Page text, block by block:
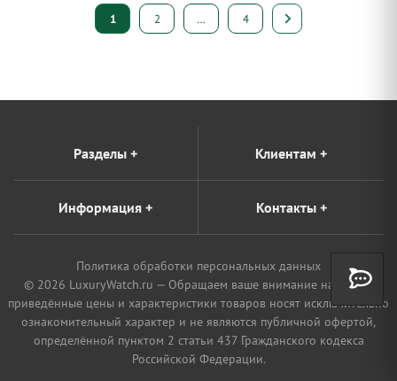
Пагинация
1 2 … 4
Разделы + Клиентам +
Информация + Контакты+
Политика обработки персональных данных
© 2026 LuxuryWatch.ru — Обращаем ваше внимание на то, что
приведённые цены и характеристики товаров носят исключительно
ознакомительный характер и не являются публичной офертой,
определённой пунктом 2 статьи 437 Гражданского кодекса
Российской Федерации.